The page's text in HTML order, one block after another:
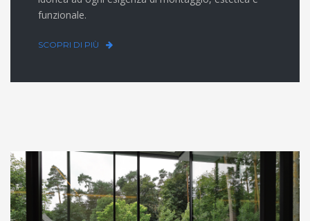
funzionale.
SCOPRI DI PIÙ